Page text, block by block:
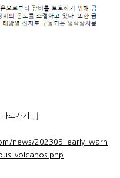
로가기 ↓↓
news/202305_early_warn